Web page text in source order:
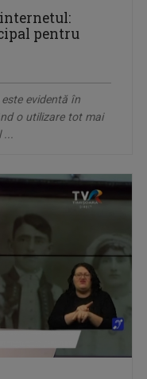
pentru
evidentă în
o utilizare tot mai
...